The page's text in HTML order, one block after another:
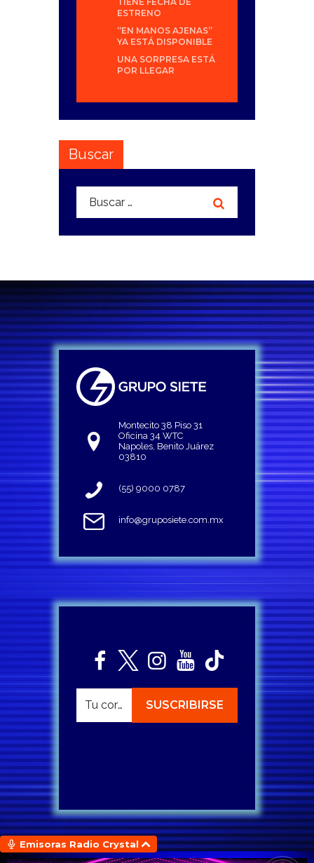
ESTRENO
“EN MANOS AJENAS”
YA ESTÁ DISPONIBLE
UNA SORPRESA ESTÁ
POR LLEGAR
Buscar
Buscar:
Montecito 38 Piso 31
Oficina 34 WTC
Napoles, Benito Juárez
03810
(55) 9000 0787
info@gruposiete.com.mx
Emisoras Radio Crystal